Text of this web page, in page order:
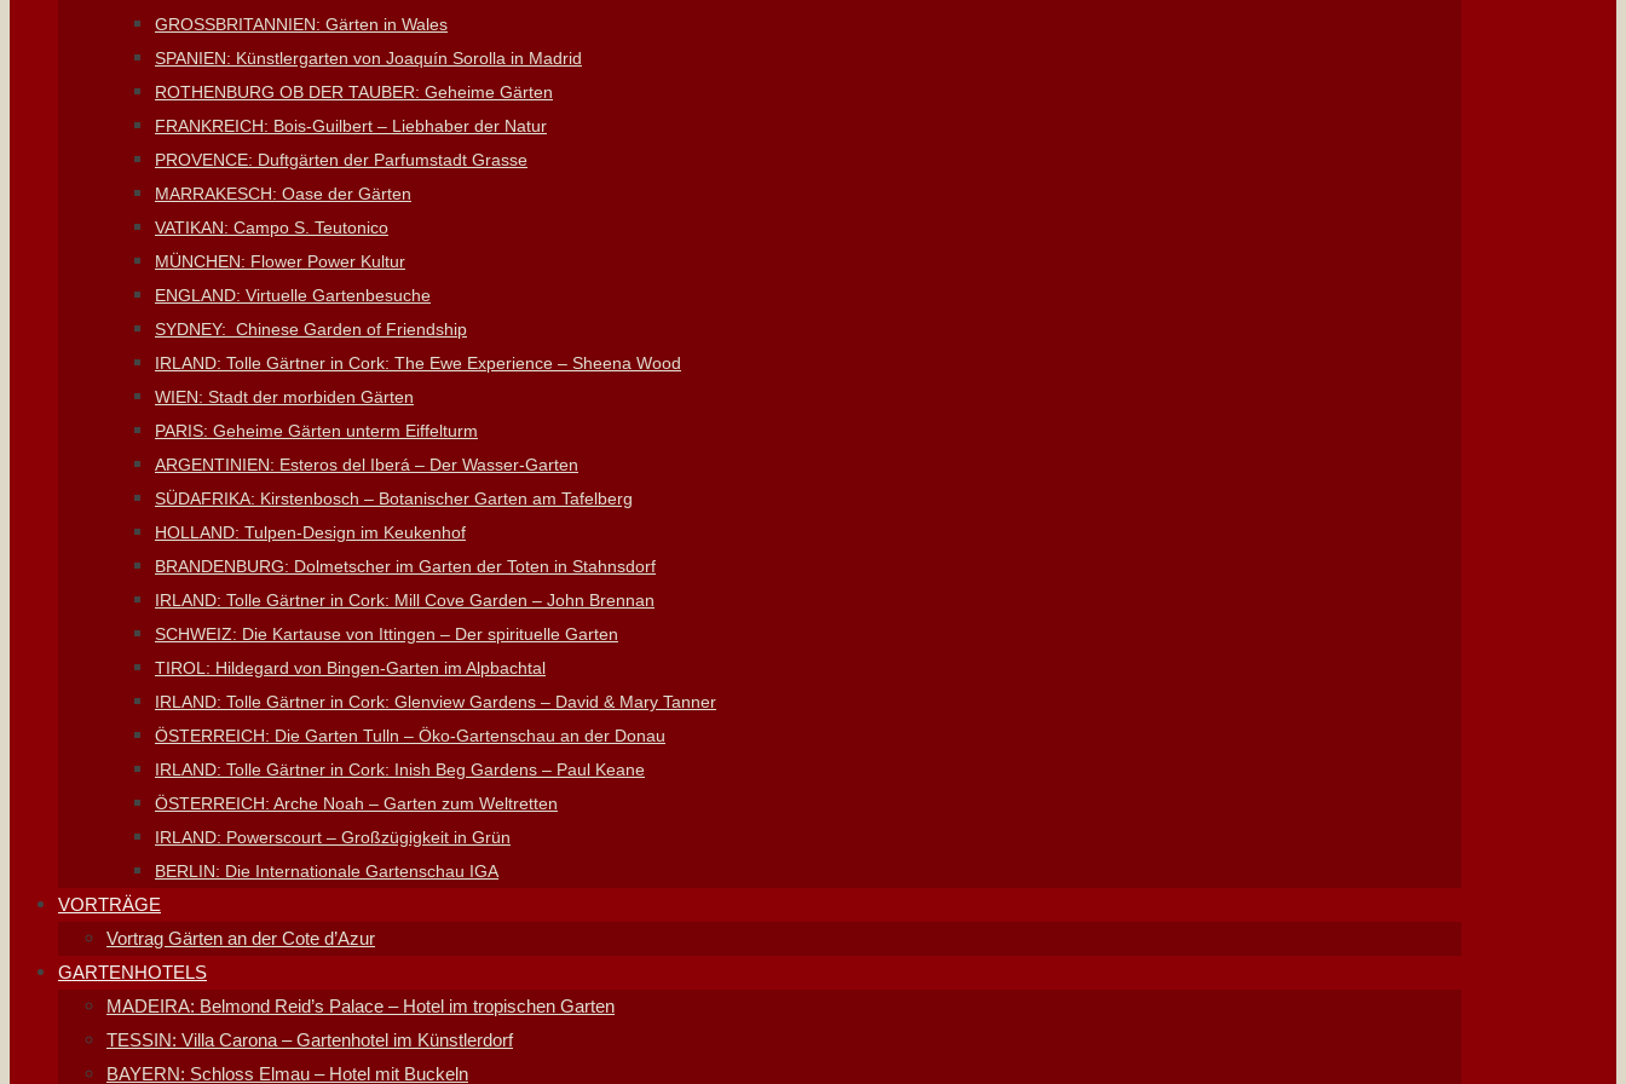
GROSSBRITANNIEN: Gärten in Wales
SPANIEN: Künstlergarten von Joaquín Sorolla in Madrid
ROTHENBURG OB DER TAUBER: Geheime Gärten
FRANKREICH: Bois-Guilbert – Liebhaber der Natur
PROVENCE: Duftgärten der Parfumstadt Grasse
MARRAKESCH: Oase der Gärten
VATIKAN: Campo S. Teutonico
MÜNCHEN: Flower Power Kultur
ENGLAND: Virtuelle Gartenbesuche
SYDNEY: Chinese Garden of Friendship
IRLAND: Tolle Gärtner in Cork: The Ewe Experience – Sheena Wood
WIEN: Stadt der morbiden Gärten
PARIS: Geheime Gärten unterm Eiffelturm
ARGENTINIEN: Esteros del Iberá – Der Wasser-Garten
SÜDAFRIKA: Kirstenbosch – Botanischer Garten am Tafelberg
HOLLAND: Tulpen-Design im Keukenhof
BRANDENBURG: Dolmetscher im Garten der Toten in Stahnsdorf
IRLAND: Tolle Gärtner in Cork: Mill Cove Garden – John Brennan
SCHWEIZ: Die Kartause von Ittingen – Der spirituelle Garten
TIROL: Hildegard von Bingen-Garten im Alpbachtal
IRLAND: Tolle Gärtner in Cork: Glenview Gardens – David & Mary Tanner
ÖSTERREICH: Die Garten Tulln – Öko-Gartenschau an der Donau
IRLAND: Tolle Gärtner in Cork: Inish Beg Gardens – Paul Keane
ÖSTERREICH: Arche Noah – Garten zum Weltretten
IRLAND: Powerscourt – Großzügigkeit in Grün
BERLIN: Die Internationale Gartenschau IGA
VORTRÄGE
Vortrag Gärten an der Cote d’Azur
GARTENHOTELS
MADEIRA: Belmond Reid’s Palace – Hotel im tropischen Garten
TESSIN: Villa Carona – Gartenhotel im Künstlerdorf
BAYERN: Schloss Elmau – Hotel mit Buckeln